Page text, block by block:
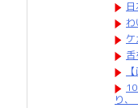
わ
り